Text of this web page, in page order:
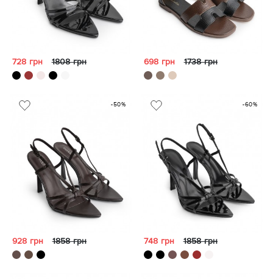
728 грн 1808 грн 698 грн 1738 грн
-50%
928 грн 1858 грн
-60%
748 грн 1858 грн